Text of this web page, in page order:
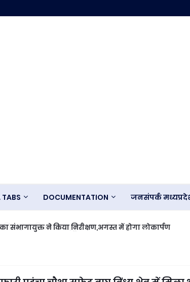
DOCUMENTATION जनसंपर्क
ने किया निरीक्षण,अगस्त में होगा लोकार्पण